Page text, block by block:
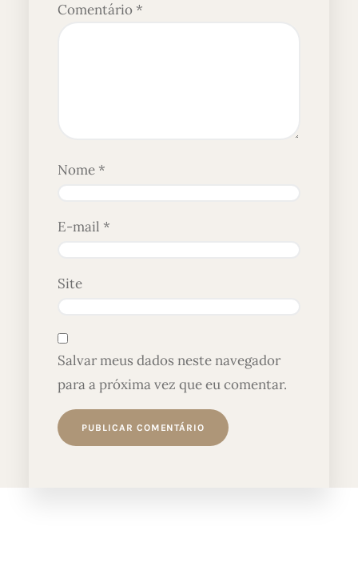
Comentário*
Nome*
E-mail *
Site
Salvar meus dados neste navegador
para a próxima vez que eu comentar.